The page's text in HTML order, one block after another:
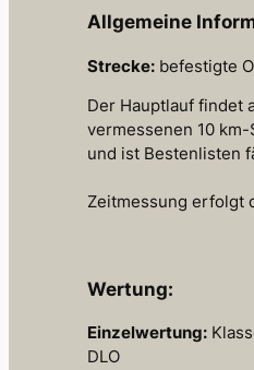
Allgemeine
Strecke:befestigte
Der Hauptlauf findet
vermessenen 10
und ist Bestenlisten
Zeitmessung erfolgt
Wertung:
Einzelwertung:
DLO